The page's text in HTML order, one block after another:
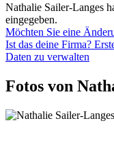
Nathalie Sailer-Langes
eingegeben.
Möchten Sie eine
Ist das deine Firma?
Daten zu verwalten
Fotos von